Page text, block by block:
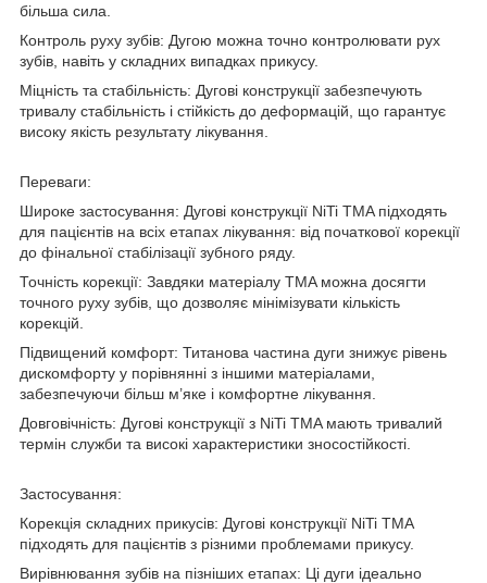
більша сила.
Контроль руху зубів: Дугою можна точно контролювати рух
зубів, навіть у складних випадках прикусу.
Міцність та стабільність: Дугові конструкції забезпечують
тривалу стабільність і стійкість до деформацій, що гарантує
високу якість результату лікування.
Переваги:
Широке застосування: Дугові конструкції NiTi TMA підходять
для пацієнтів на всіх етапах лікування: від початкової корекції
до фінальної стабілізації зубного ряду.
Точність корекції: Завдяки матеріалу TMA можна досягти
точного руху зубів, що дозволяє мінімізувати кількість
корекцій.
Підвищений комфорт: Титанова частина дуги знижує рівень
дискомфорту у порівнянні з іншими матеріалами,
забезпечуючи більш м’яке і комфортне лікування.
Довговічність: Дугові конструкції з NiTi TMA мають тривалий
термін служби та високі характеристики зносостійкості.
Застосування:
Корекція складних прикусів: Дугові конструкції NiTi TMA
підходять для пацієнтів з різними проблемами прикусу.
Вирівнювання зубів на пізніших етапах: Ці дуги ідеально